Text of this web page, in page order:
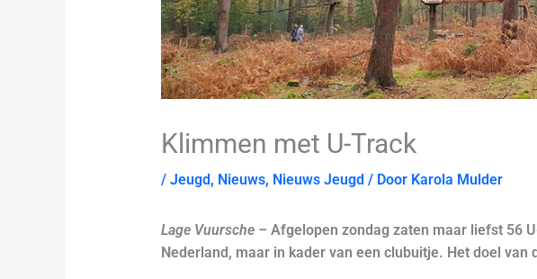
Klimmen met U-Track
/ Jeugd, Nieuws, Nieuws Jeugd / Door Karola Mulder
Lage Vuursche – Afgelopen zondag zaten maar liefst 56
Nederland, maar in kader van een clubuitje. Het doel